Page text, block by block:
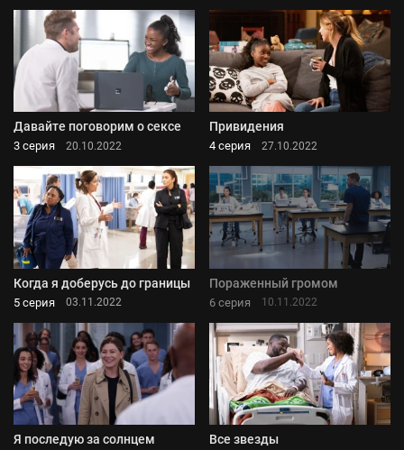
Давайте поговорим о сексе
3 серия 20.10.2022
Привидения
4 серия 27.10.2022
Когда я доберусь до границы
5 серия 03.11.2022
Пораженный громом
6 серия 10.11.2022
Я последую за солнцем Все звезды